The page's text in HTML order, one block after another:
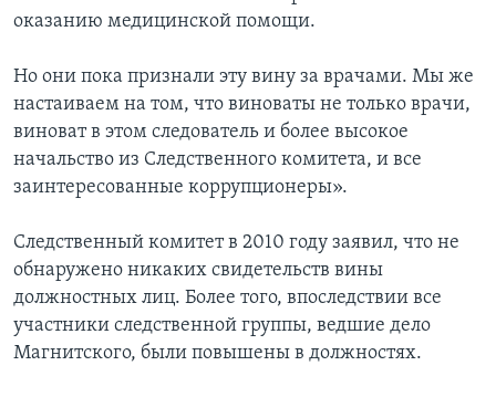
оказанию медицинской помощи.
Но они пока признали эту вину за врачами. Мы же
настаиваем на том, что виноваты не только врачи,
виноват в этом следователь и более высокое
начальство из Следственного комитета, и все
заинтересованные коррупционеры».
Следственный комитет в 2010 году заявил, что не
обнаружено никаких свидетельств вины
должностных лиц. Более того, впоследствии все
участники следственной группы, ведшие дело
Магнитского, были повышены в должностях.